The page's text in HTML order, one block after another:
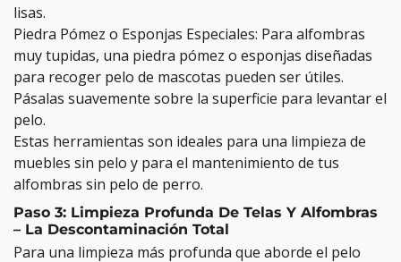
lisas.
Piedra Pómez o Esponjas Especiales: Para alfombras
muy tupidas, una piedra pómez o esponjas diseñadas
para recoger pelo de mascotas pueden ser útiles.
Pásalas suavemente sobre la superficie para levantar el
pelo.
Estas herramientas son ideales para una limpieza de
muebles sin pelo y para el mantenimiento de tus
alfombras sin pelo de perro.
Paso 3: Limpieza Profunda De Telas Y Alfombras
– La Descontaminación Total
Para una limpieza más profunda que aborde el pelo